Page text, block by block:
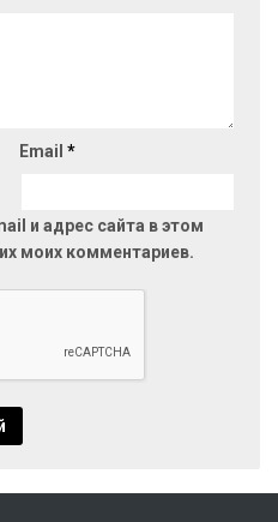
Email *
и адрес сайта в этом
моих комментариев.